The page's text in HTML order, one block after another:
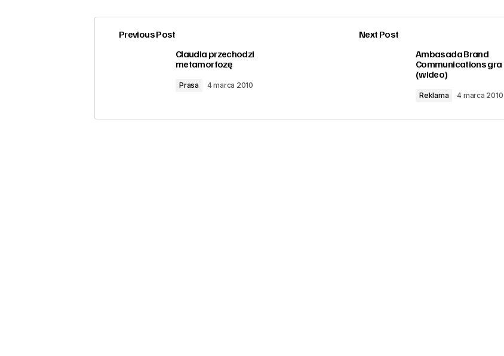
zalogować
Previous Post
Claudia przechodzi
metamorfozę
Prasa 4 marca 2010
Next Post
Ambasada Brand
Communications gra
(wideo)
Reklama 4 marca 2010